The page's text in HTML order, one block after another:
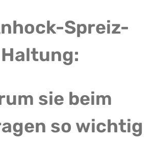
Spreiz-
Haltung:
sie beim
so wichtig